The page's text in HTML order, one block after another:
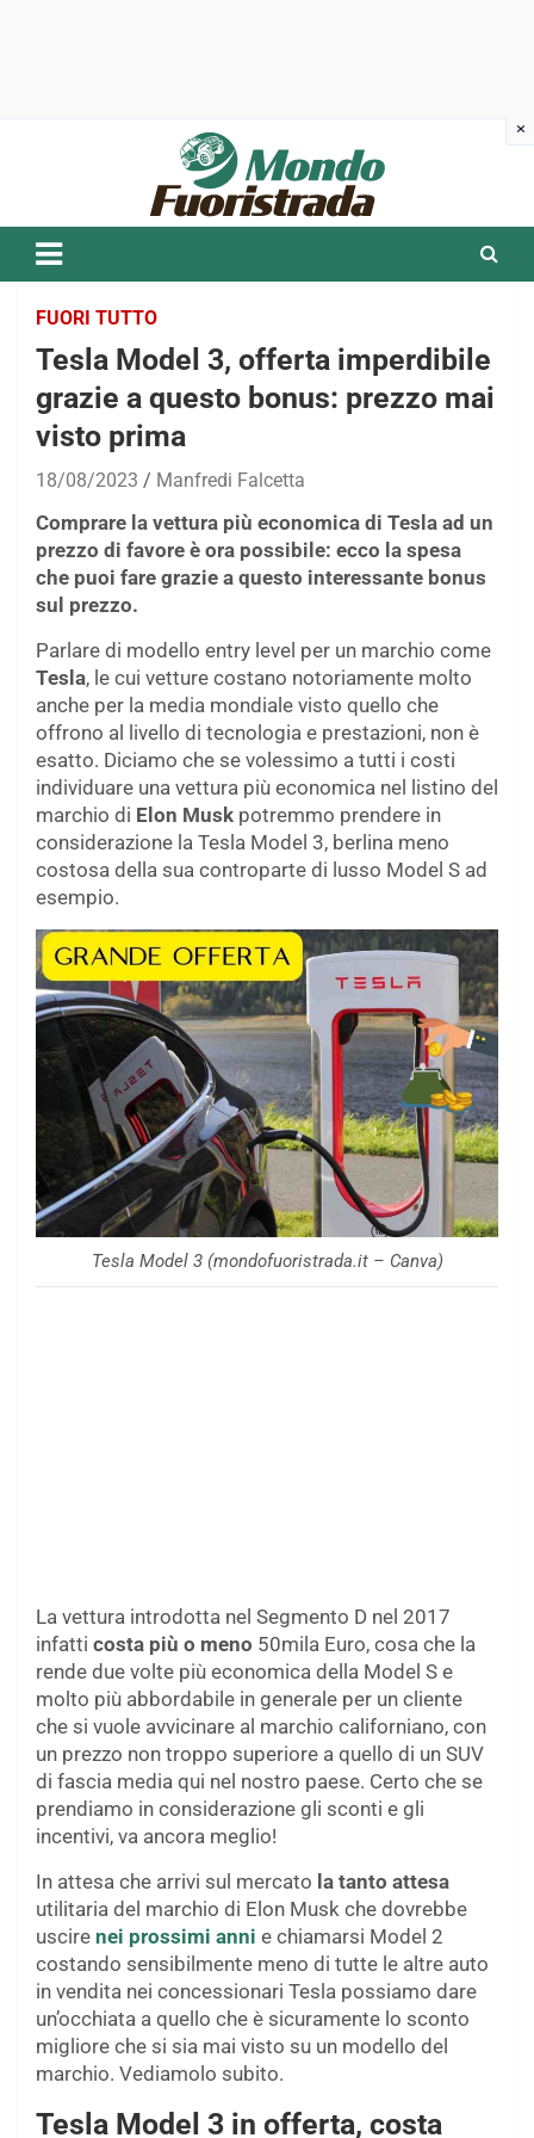
FUORI TUTTO
Tesla Model 3, offerta imperdibile
grazie a questo bonus: prezzo mai
visto prima
18/08/2023 Manfredi Falcetta
Comprare la vettura più economica di Tesla ad un
prezzo di favore è ora possibile: ecco la spesa
che puoi fare grazie a questo interessante bonus
sul prezzo.
Parlare di modello entry level per un marchio come
Tesla, le cui vetture costano notoriamente molto
anche per la media mondiale visto quello che
offrono al livello di tecnologia e prestazioni, non è
esatto. Diciamo che se volessimo a tutti i costi
individuare una vettura più economica nel listino del
marchio di Elon Musk potremmo prendere in
considerazione la Tesla Model 3, berlina meno
costosa della sua controparte di lusso Model S ad
esempio.
Tesla Model 3 (mondofuoristrada.it – Canva)
La vettura introdotta nel Segmento D nel 2017
infatti costa più o meno 50mila Euro, cosa che la
rende due volte più economica della Model S e
molto più abbordabile in generale per un cliente
che si vuole avvicinare al marchio californiano, con
un prezzo non troppo superiore a quello di un SUV
di fascia media qui nel nostro paese. Certo che se
prendiamo in considerazione gli sconti e gli
incentivi, va ancora meglio!
In attesa che arrivi sul mercato la tanto attesa
utilitaria del marchio di Elon Musk che dovrebbe
uscire nei prossimi anni e chiamarsi Model 2
costando sensibilmente meno di tutte le altre auto
in vendita nei concessionari Tesla possiamo dare
un’occhiata a quello che è sicuramente lo sconto
migliore che si sia mai visto su un modello del
marchio. Vediamolo subito.
Tesla Model 3 in offerta, costa